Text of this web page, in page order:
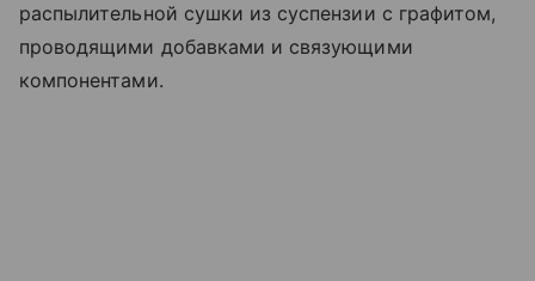
распылительной сушки из суспензии с графитом,
проводящими добавками и связующими
компонентами.